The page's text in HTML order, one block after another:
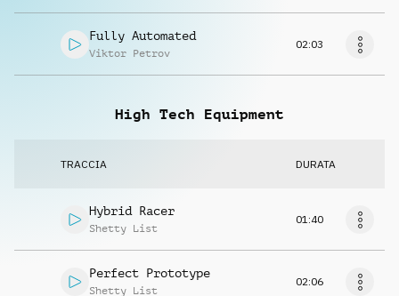
Fully Automated
Viktor Petrov
02:03
High Tech Equipment
TRACCIA DURATA
Hybrid Racer
Shetty List
01:40
Perfect Prototype
Shetty List
02:06